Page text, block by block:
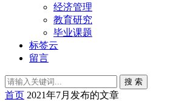
经济管理
教育研究
毕业课题
标签云
留言
搜 索
首页 2021年7月发布的文章